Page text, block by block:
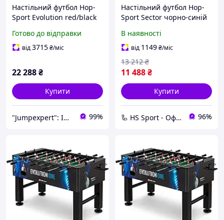
Настільний футбол Hop-
Sport Evolution red/black
Готово до відправки
від3715₴/міс
22 288₴
Купити
"Jumpexpert": Інтернет-магазин товарів для активного відпочинку та спорту! 99%
Настільний футбол Hop-
Sport Sector чорно-синій
В наявності
від 1149₴/міс
11 488₴
13 212 ₴
Купити
🦾 HS Sport - Офіційний дистриб'ютор тренажерів Hop-Sport 96%